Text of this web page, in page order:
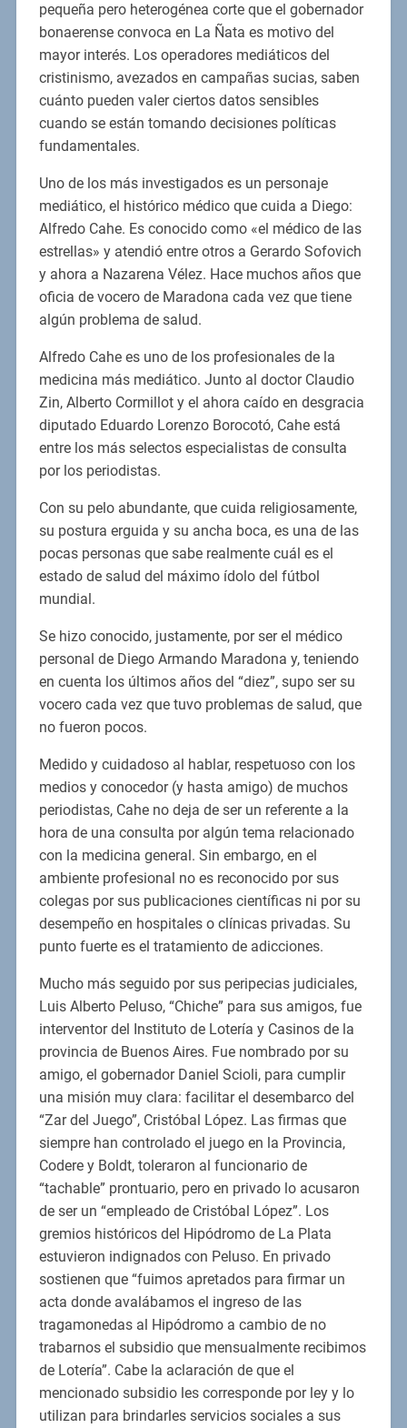
pequeña pero heterogénea corte que el gobernador
bonaerense convoca en La Ñata es motivo del
mayor interés. Los operadores mediáticos del
cristinismo, avezados en campañas sucias, saben
cuánto pueden valer ciertos datos sensibles
cuando se están tomando decisiones políticas
fundamentales.
Uno de los más investigados es un personaje
mediático, el histórico médico que cuida a Diego:
Alfredo Cahe. Es conocido como «el médico de las
estrellas» y atendió entre otros a Gerardo Sofovich
y ahora a Nazarena Vélez. Hace muchos años que
oficia de vocero de Maradona cada vez que tiene
algún problema de salud.
Alfredo Cahe es uno de los profesionales de la
medicina más mediático. Junto al doctor Claudio
Zin, Alberto Cormillot y el ahora caído en desgracia
diputado Eduardo Lorenzo Borocotó, Cahe está
entre los más selectos especialistas de consulta
por los periodistas.
Con su pelo abundante, que cuida religiosamente,
su postura erguida y su ancha boca, es una de las
pocas personas que sabe realmente cuál es el
estado de salud del máximo ídolo del fútbol
mundial.
Se hizo conocido, justamente, por ser el médico
personal de Diego Armando Maradona y, teniendo
en cuenta los últimos años del “diez”, supo ser su
vocero cada vez que tuvo problemas de salud, que
no fueron pocos.
Medido y cuidadoso al hablar, respetuoso con los
medios y conocedor (y hasta amigo) de muchos
periodistas, Cahe no deja de ser un referente a la
hora de una consulta por algún tema relacionado
con la medicina general. Sin embargo, en el
ambiente profesional no es reconocido por sus
colegas por sus publicaciones científicas ni por su
desempeño en hospitales o clínicas privadas. Su
punto fuerte es el tratamiento de adicciones.
Mucho más seguido por sus peripecias judiciales,
Luis Alberto Peluso, “Chiche” para sus amigos, fue
interventor del Instituto de Lotería y Casinos de la
provincia de Buenos Aires. Fue nombrado por su
amigo, el gobernador Daniel Scioli, para cumplir
una misión muy clara: facilitar el desembarco del
“Zar del Juego”, Cristóbal López. Las firmas que
siempre han controlado el juego en la Provincia,
Codere y Boldt, toleraron al funcionario de
“tachable” prontuario, pero en privado lo acusaron
de ser un “empleado de Cristóbal López”. Los
gremios históricos del Hipódromo de La Plata
estuvieron indignados con Peluso. En privado
sostienen que “fuimos apretados para firmar un
acta donde avalábamos el ingreso de las
tragamonedas al Hipódromo a cambio de no
trabarnos el subsidio que mensualmente recibimos
de Lotería”. Cabe la aclaración de que el
mencionado subsidio les corresponde por ley y lo
utilizan para brindarles servicios sociales a sus